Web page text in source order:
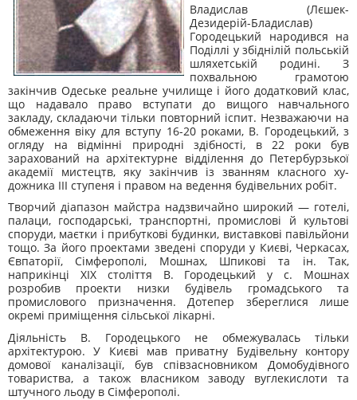
Владислав (Лєшек-
Дезидерій-Бладислав)
Городецький народився на
Поділлі у збіднілій польській
шляхетській родині. З
похвальною грамотою
закінчив Одеське реальне училище і його додатковий клас,
що надавало право вступати до вищого навчального
закладу, скла­даючи тільки повторний іспит. Незважаючи на
обмеження віку для вступу 16-20 роками, В. Городецький, з
огляду на відмінні природні здібності, в 22 роки був
зарахований на архітек­турне відділення до Петербурзької
академії мистецтв, яку закінчив із званням класного ху­
дожника III ступеня і правом на ведення будівельних робіт.
Творчий діапазон майстра надзвичайно широкий — готелі,
палаци, господарські, транс­портні, промислові й культові
споруди, маєтки і прибуткові будинки, виставкові павільйони
тощо. За його проектами зведені споруди у Києві, Черкасах,
Євпаторії, Сімферополі, Мошнах, Шпикові та ін. Так,
наприкінці ХІХ століття В. Городецький у с. Мошнах
розробив проекти низки будівель громадського та
промислового призначення. Дотепер збереглися лише
окремі приміщення сільської лікарні.
Діяльність В. Городецького не обмежува­лась тільки
архітектурою. У Києві мав приват­ну Будівельну контору
домової каналізації, був співзасновником Домобудівного
товариства, а також власником заводу вуглекислоти та
штучного льоду в Сімферополі.